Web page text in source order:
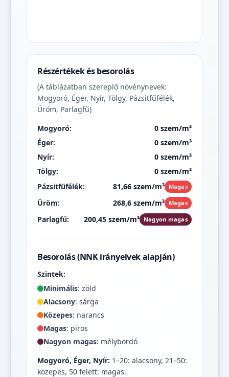
Részértékek és besorolás
(A táblázatban szereplő növénynevek:
Mogyoró, Éger, Nyír, Tölgy, Pázsitfűfélék,
Üröm, Parlagfű)
Mogyoró:
0 szem/m³
Éger:
0 szem/m³
Nyír:
0 szem/m³
Tölgy:
0 szem/m³
Pázsitfűfélék:
81,66 szem/m³ Magas
Üröm: 268,6 szem/m³ Magas
Parlagfű: 200,45 szem/m³ Nagyon magas
Besorolás (NNK irányelvek alapján)
Szintek:
Minimális: zöld
Alacsony: sárga
Közepes: narancs
Magas: piros
Nagyon magas: mélybordó
Mogyoró, Éger, Nyír: 1–20: alacsony, 21–50:
közepes, 50 felett: magas.